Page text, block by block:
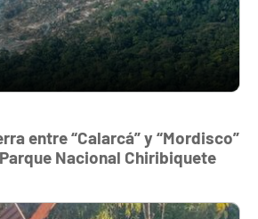
entre “Calarcá” y “Mordisco”
Nacional Chiribiquete